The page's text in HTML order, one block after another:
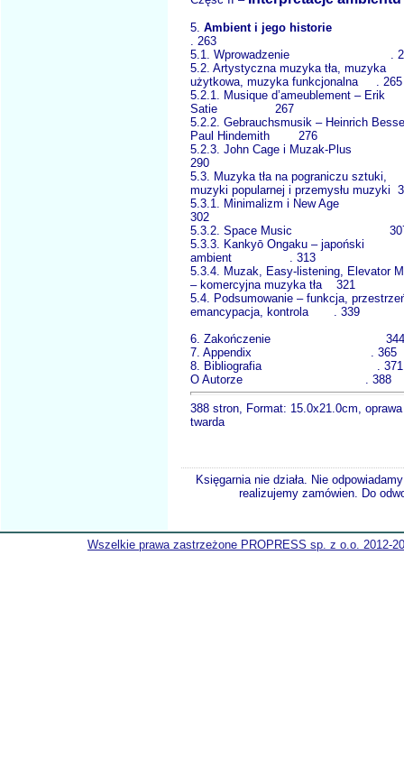
5. Ambient i jego historie
. 263
5.1. Wprowadzenie .
5.2. Artystyczna muzyka tła, muzyka
użytkowa, muzyka funkcjonalna . 265
5.2.1. Musique d’ameublement – Erik
Satie 267
5.2.2. Gebrauchsmusik – Heinrich
Paul Hindemith 276
5.2.3. John Cage i Muzak-
290
5.3. Muzyka tła na pograniczu sztuki,
muzyki popularnej i przemysłu muzyki
5.3.1. Minimalizm i New
302
5.3.2. Space Music
5.3.3. Kankyō Ongaku – japoński
ambient . 313
5.3.4. Muzak, Easy-listening, Elevator
– komercyjna muzyka tła 321
5.4. Podsumowanie – funkcja,
emancypacja, kontrola . 339
6. Zakończenie 344
7. Appendix . 365
8. Bibliografia . 371
O Autorze . 388
388 stron, Format: 15.0x21.0cm, oprawa
twarda
Księgarnia nie działa. Nie
realizujemy zamówien. Do
Wszelkie prawa zastrzeżone PROPRESS sp. z o.o. 2012-